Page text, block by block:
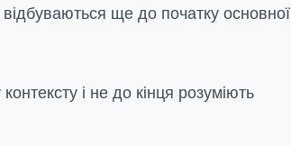
ще до початку основної
і не до кінця розуміють